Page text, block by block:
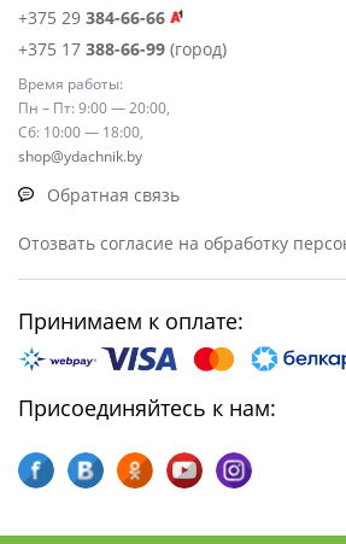
+375 29 384-66-66
+375 17 388-66-99 (город)
Время работы:
Пн – Пт: 9:00 — 20:00,
Сб: 10:00 — 18:00,
shop@ydachnik.by
Обратная связь
Отозвать согласие на обработку
Принимаем к оплате:
Присоединяйтесь к нам: